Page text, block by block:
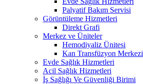
Palyatif Bakım Servisi
Görüntüleme Hizmetleri
Direkt Grafi
Merkez ve Üniteler
Hemodiyaliz Ünitesi
Kan Transfüzyon Merkezi
Evde Sağlık Hizmetleri
Acil Sağlık Hizmetleri
İş Sağlığı Ve Güvenliği Birimi